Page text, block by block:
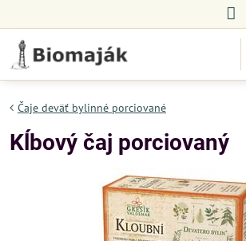
Čaje deväť bylinné porciované
Kĺbový čaj porciovaný